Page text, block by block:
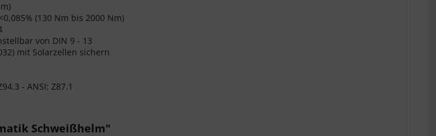
(130 Nm bis 2000 Nm)
von DIN 9 - 13
mit Solarzellen sichern
- ANSI: Z87.1
Schweißhelm"